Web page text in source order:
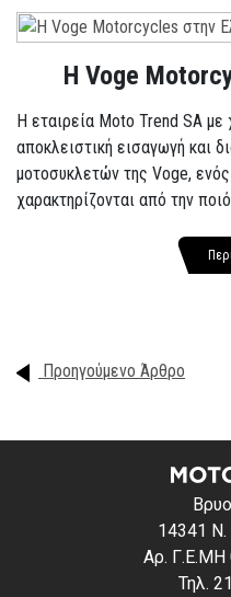
H Voge
Η εταιρεία Moto Trend SA με
αποκλειστική εισαγωγή και
μοτοσυκλετών της Voge,
χαρακτηρίζονται από την
Προηγούμενο Άρθρο
14341 Ν.
Αρ. Γ.Ε.ΜΗ
Τηλ.